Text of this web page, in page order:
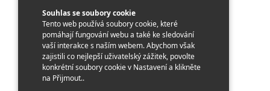
Souhlas se soubory cookie
Tento web používá soubory cookie, které
pomáhají fungování webu a také ke sledování
vaší interakce s naším webem. Abychom však
zajistili co nejlepší uživatelský zážitek, povolte
konkrétní soubory cookie v Nastavení a klikněte
na Přijmout..